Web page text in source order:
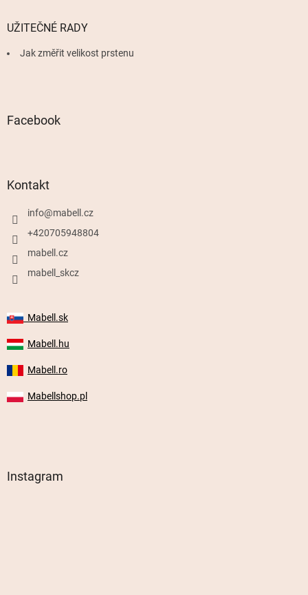
UŽITEČNÉ RADY
Jak změřit velikost prstenu
Facebook
Kontakt
info@mabell.cz
+420705948804
mabell.cz
mabell_skcz
Mabell.sk
Mabell.hu
Mabell.ro
Mabellshop.pl
Instagram